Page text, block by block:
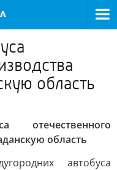
область
область
автобуса